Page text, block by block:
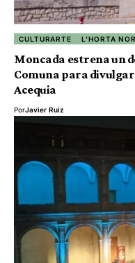
CULTURARTE L'HORTA
Moncada estrena un
Comuna para
Acequia
PorJavier Ruiz